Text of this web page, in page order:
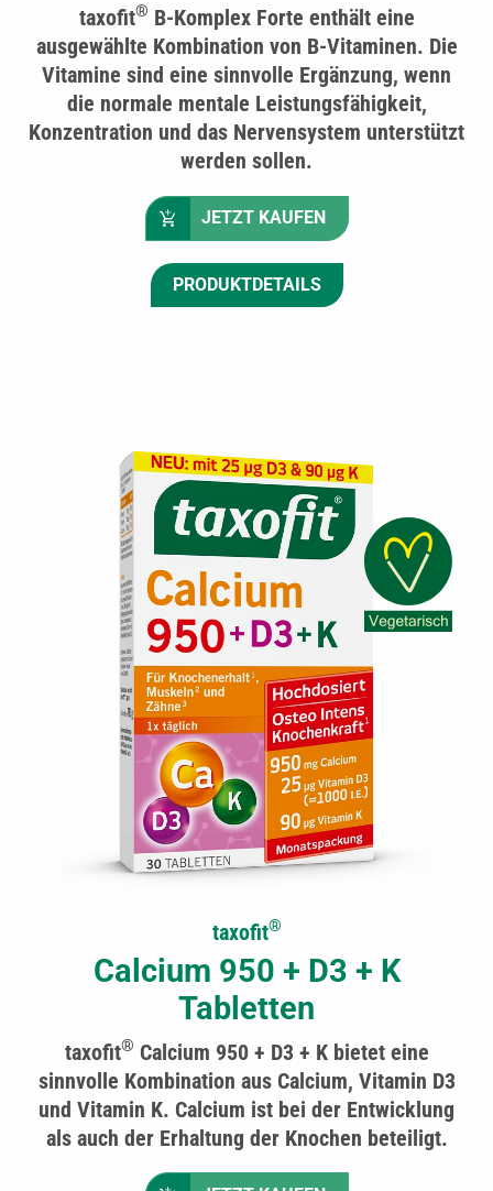
JETZT KAUFEN
PRODUKTDETAILS
taxofit® B-Komplex Forte enthält eine
ausgewählte Kombination von B-Vitaminen. Die
Vitamine sind eine sinnvolle Ergänzung, wenn
die normale mentale Leistungsfähigkeit,
Konzentration und das Nervensystem unterstützt
werden sollen.
taxofit®
Calcium 950 + D3 + K
Tabletten
taxofit® Calcium 950 + D3 + K bietet eine
sinnvolle Kombination aus Calcium, Vitamin D3
und Vitamin K. Calcium ist bei der Entwicklung
als auch der Erhaltung der Knochen beteiligt.